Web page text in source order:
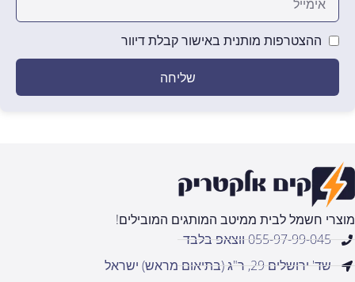
ההצטרפות מותנית באישור קבלת דיוור
שליחה
מוצרי חשמל לבית ממיטב המותגים המובילים!
055-97-99-045 ווצאפ בלבד
שד' ירושלים 29, ר"ג (בתיאום מראש) ישראל